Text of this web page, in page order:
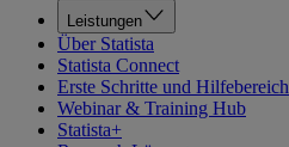
Leistungen
Über Statista
Statista Connect
Erste Schritte und Hilfebereich
Webinar & Training Hub
Statista+